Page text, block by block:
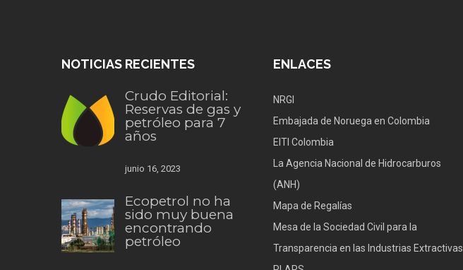
NOTICIAS RECIENTES
Crudo Editorial:
Reservas de gas y
petróleo para 7
años
junio 16, 2023
Ecopetrol no ha
sido muy buena
encontrando
petróleo
ENLACES
NRGI
Embajada de Noruega en Colombia
EITI Colombia
La Agencia Nacional de Hidrocarburos
(ANH)
Mapa de Regalías
Mesa de la Sociedad Civil para la
Transparencia en las Industrias Extractivas